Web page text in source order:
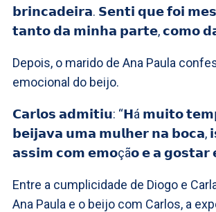
𝗯𝗿𝗶𝗻𝗰𝗮𝗱𝗲𝗶𝗿𝗮. 𝗦𝗲𝗻𝘁𝗶 𝗾𝘂𝗲 𝗳𝗼𝗶
𝘁𝗮𝗻𝘁𝗼 𝗱𝗮 𝗺𝗶𝗻𝗵𝗮 𝗽𝗮𝗿𝘁𝗲, 𝗰𝗼𝗺𝗼
Depois, o marido de Ana Paula
emocional do beijo.
𝗖𝗮𝗿𝗹𝗼𝘀 𝗮𝗱𝗺𝗶𝘁𝗶𝘂: “𝗛á 𝗺𝘂𝗶𝘁𝗼
𝗯𝗲𝗶𝗷𝗮𝘃𝗮 𝘂𝗺𝗮 𝗺𝘂𝗹𝗵𝗲𝗿 𝗻𝗮 𝗯𝗼𝗰𝗮,
𝗮𝘀𝘀𝗶𝗺 𝗰𝗼𝗺 𝗲𝗺𝗼çã𝗼 𝗲 𝗮 𝗴𝗼𝘀𝘁𝗮𝗿
Entre a cumplicidade de Diogo e
Ana Paula e o beijo com Carlos, a